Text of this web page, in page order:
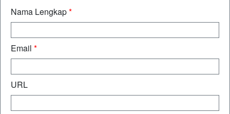
Nama Lengkap*
Email *
URL